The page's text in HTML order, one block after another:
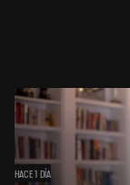
HACE 1 DÍA